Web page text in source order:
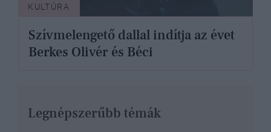
KULTÚRA
Szívmelengető dallal indítja az évet
Berkes Olivér és Béci
Legnépszerűbb témák